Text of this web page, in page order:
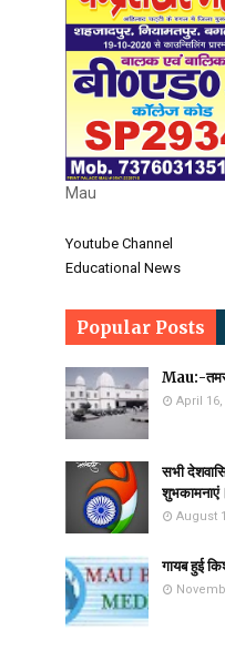
Mau
Youtube Channel
Educational News
Popular Posts
Mau:-
April 16,
सभी
August
गायब हुई